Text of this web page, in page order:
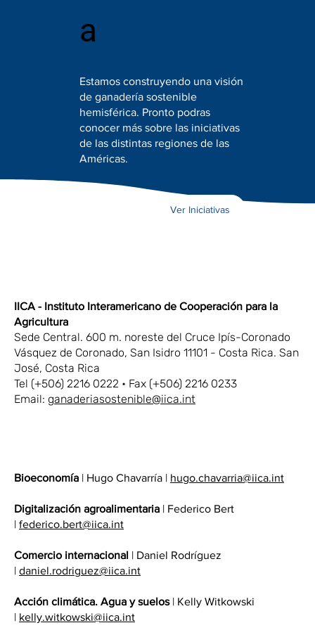
a
Estamos construyendo una visión
de ganadería sostenible
hemisférica. Pronto podras
conocer más sobre las iniciativas
de las distintas regiones de las
Américas.
Ver Iniciativas
IICA - Instituto Interamericano de Cooperación para la
Agricultura
Sede Central. 600 m. noreste del Cruce Ipís-Coronado
Vásquez de Coronado, San Isidro 11101 - Costa Rica. San
José, Costa Rica
Tel (+506) 2216 0222 • Fax (+506) 2216 0233
Email: ganaderiasostenible@iica.int
Bioeconomía | Hugo Chavarría | hugo.chavarria@iica.int
Digitalización agroalimentaria | Federico Bert
| federico.bert@iica.int
Comercio internacional | Daniel Rodríguez
| daniel.rodriguez@iica.int
Acción climática. Agua y suelos| Kelly Witkowski
| kelly.witkowski@iica.int